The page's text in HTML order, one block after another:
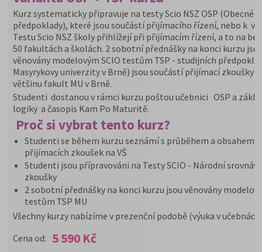
Kurz systematicky připravuje na testy Scio NSZ OSP (Obecné
předpoklady), které jsou součástí přijímacího řízení, nebo k
Testu Scio NSZ školy přihlížejí při přijímacím řízení, a to na
50 fakultách a školách. 2 sobotní přednášky na konci kurzu
věnovány modelovým SCIO testům TSP - studijních
Masyrykovy univerzity v Brně) jsou součástí přijímací zkoušky
většinu fakult MU v Brně.
Studenti dostanou v rámci kurzu poštou učebnici OSP a
logiky a časopis Kam Po Maturitě.
Proč si vybrat tento kurz?
Studenti se během kurzu seznámí s průběhem a obsahem
přijímacích zkoušek na VŠ
Studenti jsou přípravováni na Testy SCIO - Národní
zkoušky
2 sobotní přednášky na konci kurzu jsou věnovány
testům TSP MU
Všechny kurzy nabízíme v prezenční podobě (výuka v
Cena od: 5 590 Kč